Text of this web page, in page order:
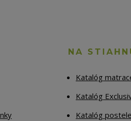
NA
Katalóg
Katalóg
Katalóg postele